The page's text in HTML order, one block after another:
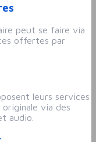
peut se faire via
offertes par
leurs services
via des
audio.